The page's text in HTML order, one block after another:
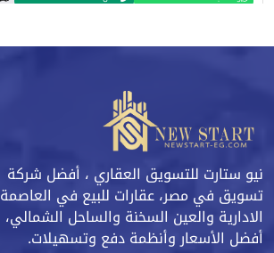
نيو ستارت للتسويق العقاري ، أفضل شركة
تسويق في مصر، عقارات للبيع في العاصمة
الادارية والعين السخنة والساحل الشمالي،
أفضل الأسعار وأنظمة دفع وتسهيلات.